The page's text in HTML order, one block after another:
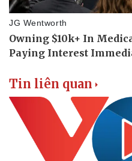
Doanh nhân
Vì cộng đồng
Tin liên quan